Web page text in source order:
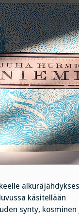
käsitellään
synty,